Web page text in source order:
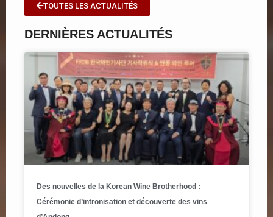
TOUTES LES ACTUALITÉS
DERNIÈRES ACTUALITÉS
Des nouvelles de la Korean Wine Brotherhood :
Cérémonie d’intronisation et découverte des vins